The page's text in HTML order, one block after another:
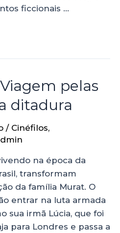
ficcionais …
pelas
ditadura
/ Cinéfilos,
na época da
transformam
da família Murat. O
entrar na luta armada
sua irmã Lúcia, que foi
para Londres e passa a